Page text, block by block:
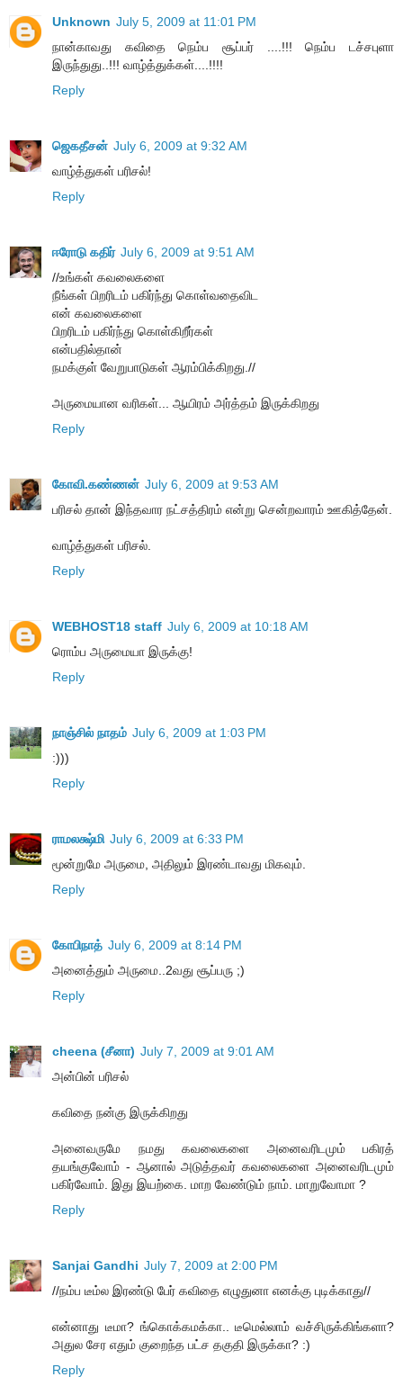
Unknown July 5, 2009 at 11:01 PM
நான்காவது கவிதை நெம்ப சூப்பர் ....!!! நெம்ப டச்சபுளா
இருந்துது..!!! வாழ்த்துக்கள்....!!!!
Reply
ஜெகதீசன் July 6, 2009 at 9:32 AM
வாழ்த்துகள் பரிசல்!
Reply
ஈரோடு கதிர் July 6, 2009 at 9:51 AM
//உங்கள் கவலைகளை
நீங்கள் பிறரிடம் பகிர்ந்து கொள்வதைவிட
என் கவலைகளை
பிறரிடம் பகிர்ந்து கொள்கிறீர்கள்
என்பதில்தான்
நமக்குள் வேறுபாடுகள் ஆரம்பிக்கிறது.//
அருமையான வரிகள்... ஆயிரம் அர்த்தம் இருக்கிறது
Reply
கோவி.கண்ணன் July 6, 2009 at 9:53 AM
பரிசல் தான் இந்தவார நட்சத்திரம் என்று சென்றவாரம் ஊகித்தேன்.
வாழ்த்துகள் பரிசல்.
Reply
WEBHOST18 staff July 6, 2009 at 10:18 AM
ரொம்ப அருமையா இருக்கு!
Reply
நாஞ்சில் நாதம் July 6, 2009 at 1:03 PM
:)))
Reply
ராமலக்ஷ்மி July 6, 2009 at 6:33 PM
மூன்றுமே அருமை, அதிலும் இரண்டாவது மிகவும்.
Reply
கோபிநாத் July 6, 2009 at 8:14 PM
அனைத்தும் அருமை..2வது சூப்பரு ;)
Reply
cheena (சீனா) July 7, 2009 at 9:01 AM
அன்பின் பரிசல்
கவிதை நன்கு இருக்கிறது
அனைவருமே நமது கவலைகளை அனைவரிடமும் பகிரத்
தயங்குவோம் - ஆனால் அடுத்தவர் கவலைகளை அனைவரிடமும்
பகிர்வோம். இது இயற்கை. மாற வேண்டும் நாம். மாறுவோமா ?
Reply
Sanjai Gandhi July 7, 2009 at 2:00 PM
//நம்ப டீம்ல இரண்டு பேர் கவிதை எழுதுனா எனக்கு புடிக்காது//
என்னாது டீமா? ங்கொக்கமக்கா.. டீமெல்லாம் வச்சிருக்கிங்களா?
அதுல சேர எதும் குறைந்த பட்ச தகுதி இருக்கா? :)
Reply